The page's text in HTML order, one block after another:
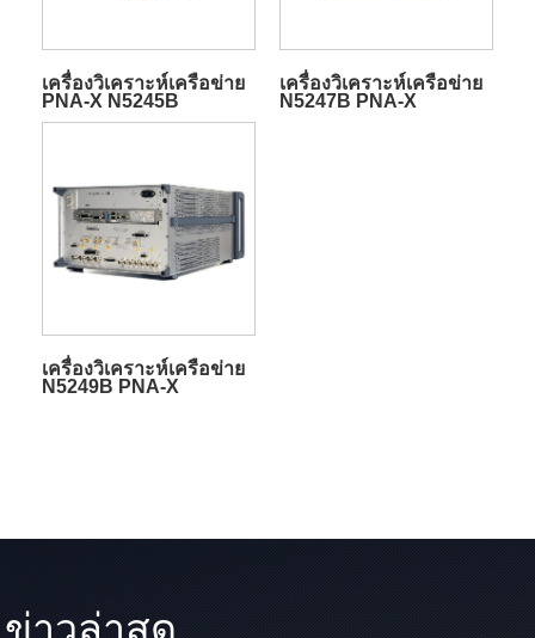
เครื่องวิเคราะห์เครือข่าย
PNA-X N5245B
เครื่องวิเคราะห์เครือข่าย
N5247B PNA-X
เครื่องวิเคราะห์เครือข่าย
N5249B PNA-X
ข่าวล่าสุด